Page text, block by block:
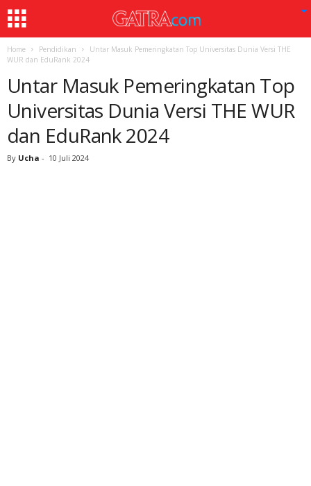
Home Pendidikan
Untar Masuk Pemeringkatan Top Universitas Dunia Versi THE
WUR dan EduRank 2024
Untar Masuk Pemeringkatan Top
Universitas Dunia Versi THE WUR
dan EduRank 2024
By Ucha - 10 Juli 2024